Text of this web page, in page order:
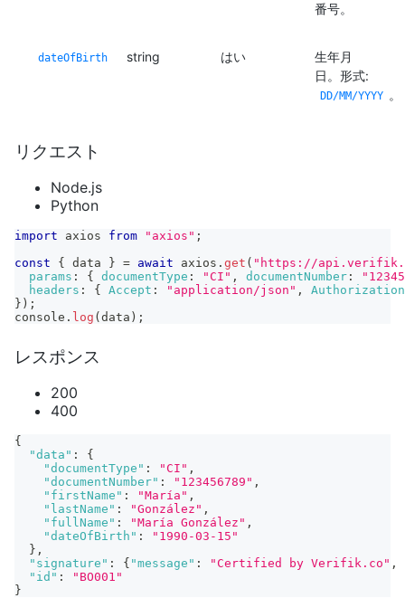
番号。
dateOfBirth string はい
生年月
日。形式:
DD/MM/YYYY 。
リクエスト
Node.js
Python
import axios from "axios" ;
const
{ data } = await axios . get ( "https://
params : { documentType : "CI" , documentNumber :
headers : { Accept : "application/json" ,
Authorization
} ) ;
console . log ( data ) ;
レスポンス
200
400
{
"data" :
{
"documentType" : "CI" ,
"documentNumber" : "123456789" ,
"firstName" : "María" ,
"lastName" : "González" ,
"fullName" : "María González" ,
"dateOfBirth" :
"1990-03-15"
} ,
"signature" : { "message" : "Certified by Verifik.co" ,
"id" :
"BO001"
}